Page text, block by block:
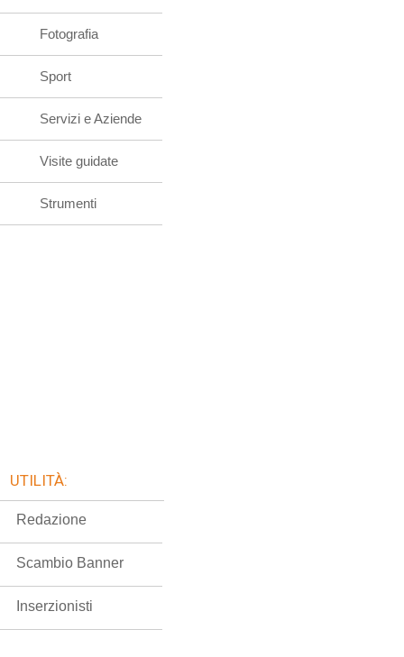
Fotografia
Sport
Servizi e Aziende
Visite guidate
Strumenti
UTILITÀ:
Redazione
Scambio Banner
Inserzionisti